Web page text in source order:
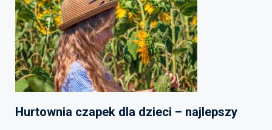
Hurtownia czapek dla dzieci – najlepszy